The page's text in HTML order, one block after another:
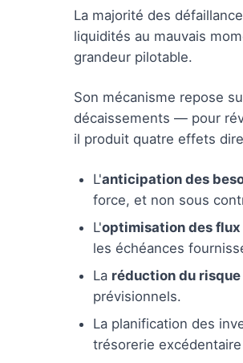
La majorité des
liquidités au mauvais
grandeur pilotable.
Son mécanisme repose
décaissements — pour
il produit quatre effets
L'anticipation des
force, et non sous
L'optimisation des
les échéances
La réduction du
prévisionnels.
La planification des
trésorerie